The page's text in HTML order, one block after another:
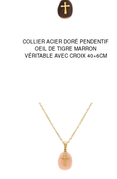
COLLIER ACIER DORÉ PENDENTIF
OEIL DE TIGRE MARRON
VÉRITABLE AVEC CROIX 40+6CM